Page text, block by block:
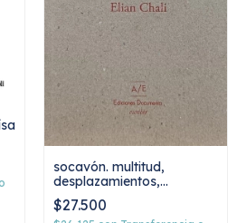
socavón. multitud,
desplazamientos,
escritura, elian chali
$27.500